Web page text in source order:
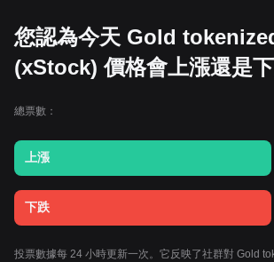
您認為今天 Gold
(xStock) 價格會上漲還是
總票數：
上漲
下跌
投票數據每 24 小時更新一次。它反映了社群對 Gold